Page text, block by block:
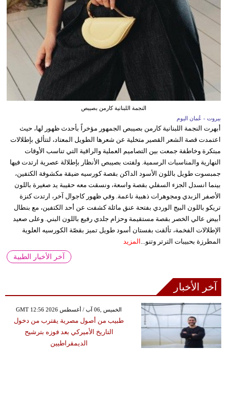
النجمة اللبنانية كارمن بصيبص
بيروت - عُمان اليوم
أبهرت النجمة اللبنانية كارمن بصيبص الجمهور مؤخراً بأحدث ظهور لها، حيث
اعتمدت قصة الشعر القصير متخلية عن شعرها الطويل المعتاد، لتتألق بإطلالات
مبتكرة وخاطفة جمعت بين التصاميم العملية والراقية التي تناسب الأوقات
النهارية والمناسبات الرسمية. ولفتت بصيبص الأنظار بإطلالة عصرية ارتدت فيها
جمبسوت طويل باللون الأسود الداكن بقصة كورسيه ضيقة مكشوفة الكتفين،
بينما انسدل الجزء السفلي بقصة واسعة، ونسقت معه حقيبة يد صغيرة باللون
الأصفر الزبدي ومجوهرات ذهبية ناعمة. وفي ظهور كاجوال آخر، ارتدت كنزة
تريكو باللون البيج الوردي بفتحة عنق مائلة كشفت عن أحد الكتفين، مع بنطال
أبيض عالي الخصر بقصة مستقيمة وحزام جلدي رفيع باللون البني. وعلى صعيد
الإطلالات الفخمة، تألقت بفستان أسود طويل تميز بقصّة الكورسيه العلوية
المطرزة بحبيبات الترتر وتنو... المزيد
آخر الأخبار الطبية
آخر الأخبار
GMT 12:56 2026 الخميس ,06 آب / أغسطس
طبيب من أصول مصرية يقترب من دخول
التاريخ الأميركي بعد فوزه بترشيح
الديمقراطيين